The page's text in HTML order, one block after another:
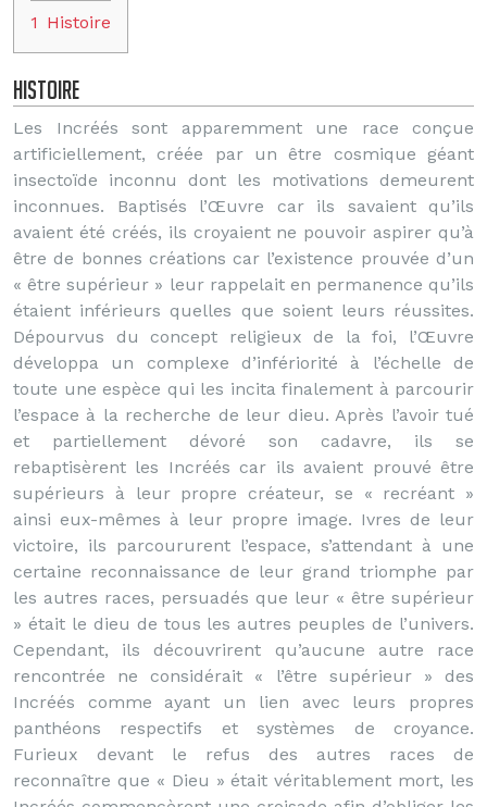
1 Histoire
Histoire
Les Incréés sont apparemment une race conçue
artificiellement, créée par un être cosmique géant
insectoïde inconnu dont les motivations demeurent
inconnues. Baptisés l’Œuvre car ils savaient qu’ils
avaient été créés, ils croyaient ne pouvoir aspirer qu’à
être de bonnes créations car l’existence prouvée d’un
« être supérieur » leur rappelait en permanence qu’ils
étaient inférieurs quelles que soient leurs réussites.
Dépourvus du concept religieux de la foi, l’Œuvre
développa un complexe d’infériorité à l’échelle de
toute une espèce qui les incita finalement à parcourir
l’espace à la recherche de leur dieu. Après l’avoir tué
et partiellement dévoré son cadavre, ils se
rebaptisèrent les Incréés car ils avaient prouvé être
supérieurs à leur propre créateur, se « recréant »
ainsi eux-mêmes à leur propre image. Ivres de leur
victoire, ils parcoururent l’espace, s’attendant à une
certaine reconnaissance de leur grand triomphe par
les autres races, persuadés que leur « être supérieur
» était le dieu de tous les autres peuples de l’univers.
Cependant, ils découvrirent qu’aucune autre race
rencontrée ne considérait « l’être supérieur » des
Incréés comme ayant un lien avec leurs propres
panthéons respectifs et systèmes de croyance.
Furieux devant le refus des autres races de
reconnaître que « Dieu » était véritablement mort, les